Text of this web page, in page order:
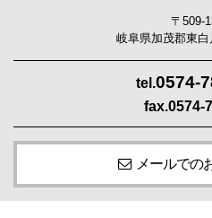
〒509-
岐阜県加茂郡東
tel.0574-
fax.0574-
メールでの